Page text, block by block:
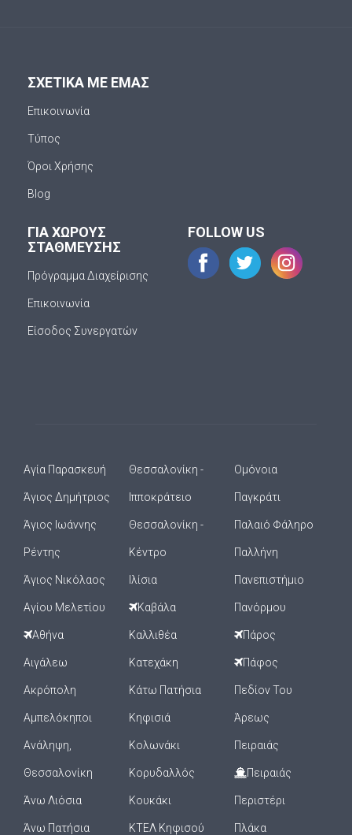
ΣΧΕΤΙΚΑ ΜΕ ΕΜΑΣ
Επικοινωνία
Τύπος
Όροι Χρήσης
Blog
ΓΙΑ ΧΩΡΟΥΣ
ΣΤΑΘΜΕΥΣΗΣ
Πρόγραμμα Διαχείρισης
Επικοινωνία
Είσοδος Συνεργατών
FOLLOW US
Αγία Παρασκευή
Άγιος Δημήτριος
Άγιος Ιωάννης
Ρέντης
Άγιος Νικόλαος
Αγίου Μελετίου
Αθήνα
Αιγάλεω
Ακρόπολη
Αμπελόκηποι
Ανάληψη,
Θεσσαλονίκη
Άνω Λιόσια
Άνω Πατήσια
Θεσσαλονίκη -
Ιπποκράτειο
Θεσσαλονίκη -
Κέντρο
Ιλίσια
Καβάλα
Καλλιθέα
Κατεχάκη
Κάτω Πατήσια
Κηφισιά
Κολωνάκι
Κορυδαλλός
Κουκάκι
ΚΤΕΛ Κηφισού
Ομόνοια
Παγκράτι
Παλαιό Φάληρο
Παλλήνη
Πανεπιστήμιο
Πανόρμου
Πάρος
Πάφος
Πεδίον Του
Άρεως
Πειραιάς
Πειραιάς
Περιστέρι
Πλάκα